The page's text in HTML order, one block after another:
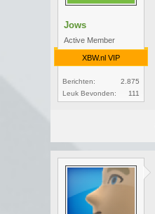
Jows
Active Member
XBW.nl VIP
Berichten:
2.875
Leuk Bevonden:
111